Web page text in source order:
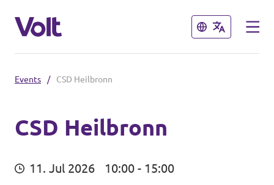
Schließen
Volt in Baden-Württemberg
Lokale Teams
Volt in Deutschland
Schließen
Events / CSD Heilbronn
CSD Heilbronn
11. Jul 2026
10:00 - 15:00